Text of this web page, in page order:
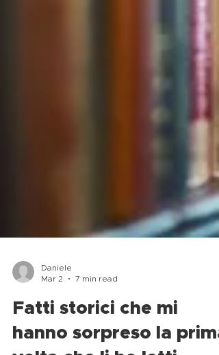
Mar 2
7 min read
Fatti storici che mi